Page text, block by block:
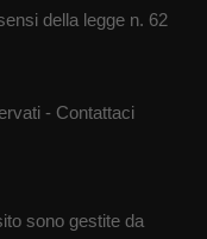
della legge n. 62
- Contattaci
sono gestite da